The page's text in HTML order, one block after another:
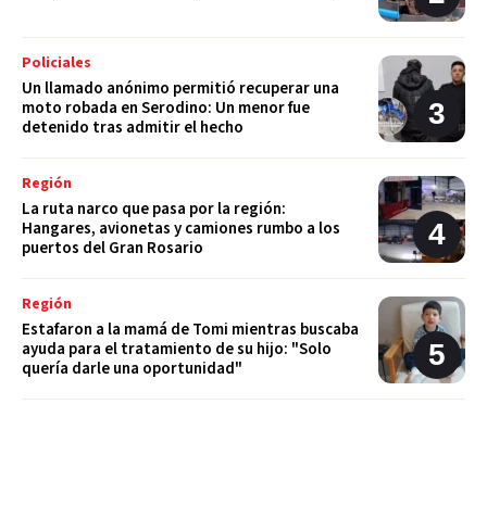
Policiales
Un llamado anónimo permitió recuperar una
moto robada en Serodino: Un menor fue
detenido tras admitir el hecho
Región
La ruta narco que pasa por la región:
Hangares, avionetas y camiones rumbo a los
puertos del Gran Rosario
Región
Estafaron a la mamá de Tomi mientras buscaba
ayuda para el tratamiento de su hijo: "Solo
quería darle una oportunidad"